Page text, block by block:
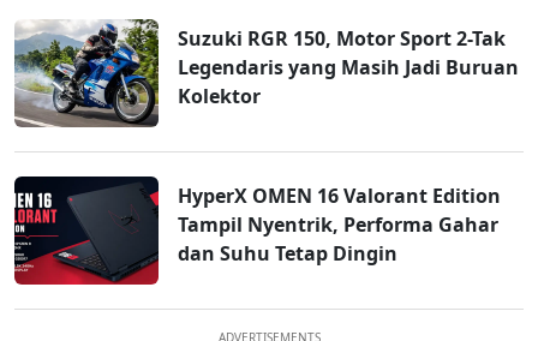
Suzuki RGR 150, Motor Sport 2-Tak
Legendaris yang Masih Jadi Buruan
Kolektor
HyperX OMEN 16 Valorant Edition
Tampil Nyentrik, Performa Gahar
dan Suhu Tetap Dingin